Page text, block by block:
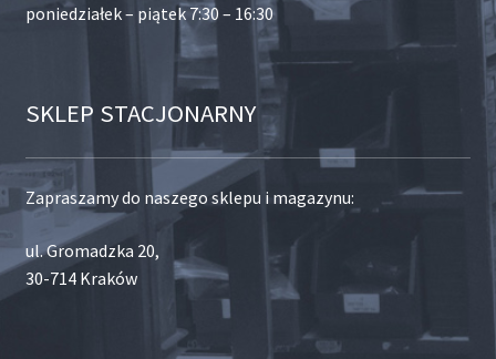
poniedziałek – piątek 7:30 – 16:30
SKLEP STACJONARNY
Zapraszamy do naszego sklepu i magazynu:
ul. Gromadzka 20,
30-714 Kraków